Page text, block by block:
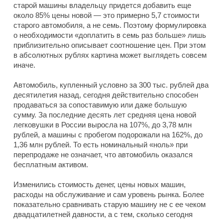
старой машины владельцу придется добавить еще
около 85% цены новой — это примерно 5,7 стоимости
старого автомобиля, а не семь. Поэтому формулировка
о необходимости «доплатить в семь раз больше» лишь
приблизительно описывает соотношение цен. При этом
в абсолютных рублях картина может выглядеть совсем
иначе.
Автомобиль, купленный условно за 300 тыс. рублей два
десятилетия назад, сегодня действительно способен
продаваться за сопоставимую или даже большую
сумму. За последние десять лет средняя цена новой
легковушки в России выросла на 107%, до 3,78 млн
рублей, а машины с пробегом подорожали на 162%, до
1,36 млн рублей. То есть номинальный «ноль» при
перепродаже не означает, что автомобиль оказался
бесплатным активом.
Изменились стоимость денег, цены новых машин,
расходы на обслуживание и сам уровень рынка. Более
показательно сравнивать старую машину не с ее чеком
двадцатилетней давности, а с тем, сколько сегодня